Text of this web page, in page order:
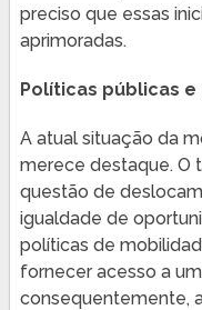
preciso que essas
aprimoradas.
Políticas públicas
A atual situação da
merece destaque. O
questão de
igualdade de
políticas de
fornecer acesso a
consequentemente,